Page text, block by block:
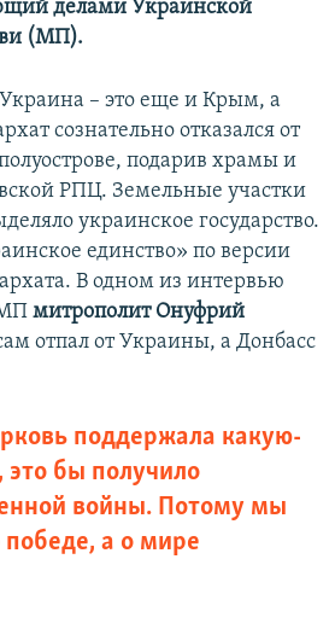
делами Украинской
(МП).
– это еще и Крым, а
сознательно отказался от
подарив храмы и
РПЦ. Земельные участки
украинское государство.
единство» по версии
В одном из интервью
митрополит Онуфрий
отпал от Украины, а Донбасс
поддержала какую-
это бы получило
войны. Потому мы
а о мире